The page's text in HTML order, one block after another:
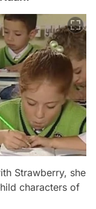
Strawberry, she
characters of